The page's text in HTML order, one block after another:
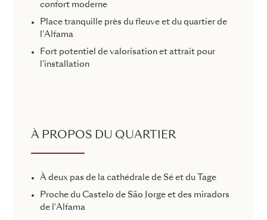
confort moderne
Place tranquille près du fleuve et du quartier de
l'Alfama
Fort potentiel de valorisation et attrait pour
l'installation
À PROPOS DU QUARTIER
À deux pas de la cathédrale de Sé et du Tage
Proche du Castelo de São Jorge et des miradors
de l'Alfama